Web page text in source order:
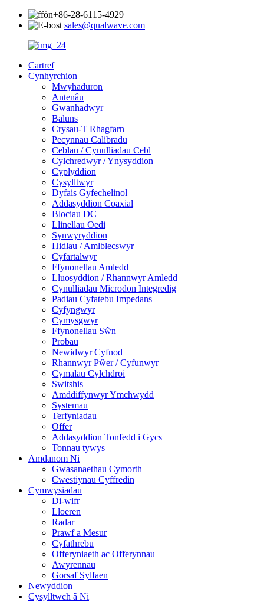
+86-28-6115-4929
sales@qualwave.com
Cartref
Cynhyrchion
Mwyhaduron
Antenâu
Gwanhadwyr
Baluns
Crysau-T Rhagfarn
Pecynnau Calibradu
Ceblau / Cynulliadau Cebl
Cylchredwyr / Ynysyddion
Cyplyddion
Cysylltwyr
Dyfais Gyfechelinol
Addasyddion Coaxial
Blociau DC
Llinellau Oedi
Synwyryddion
Hidlau / Amlblecswyr
Cyfartalwyr
Ffynonellau Amledd
Lluosyddion / Rhannwyr Amledd
Cynulliadau Microdon Integredig
Padiau Cyfatebu Impedans
Cyfyngwyr
Cymysgwyr
Ffynonellau Sŵn
Probau
Newidwyr Cyfnod
Rhannwyr Pŵer / Cyfunwyr
Cymalau Cylchdroi
Switshis
Amddiffynwyr Ymchwydd
Systemau
Terfyniadau
Offer
Addasyddion Tonfedd i Gycs
Tonnau tywys
Amdanom Ni
Gwasanaethau Cymorth
Cwestiynau Cyffredin
Cymwysiadau
Di-wifr
Lloeren
Radar
Prawf a Mesur
Cyfathrebu
Offeryniaeth ac Offerynnau
Awyrennau
Gorsaf Sylfaen
Newyddion
Cysylltwch â Ni